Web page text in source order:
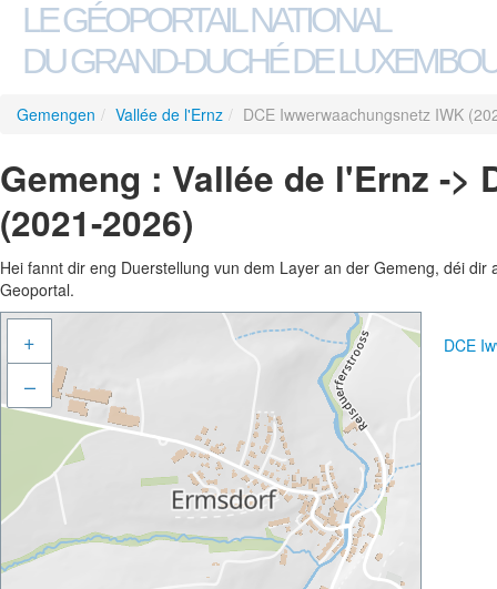
LE GÉOPORTAIL NATIONAL
DU GRAND-DUCHÉ DE
Gemengen / Vallée de l'Ernz / DCE Iwwerwaachungsnetz IWK
Gemeng : Vallée de l'Ernz ->
(2021-2026)
Hei fannt dir eng Duerstellung vun dem Layer an der Gemeng, déi
Geoportal.
+
–
DCE